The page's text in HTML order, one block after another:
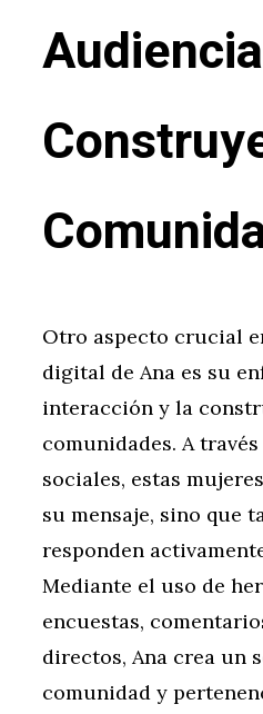
Otro aspecto crucial
digital de Ana es su
interacción y la
comunidades. A
sociales, estas
su mensaje, sino que
responden
Mediante el uso de
encuestas,
directos, Ana crea un
comunidad y